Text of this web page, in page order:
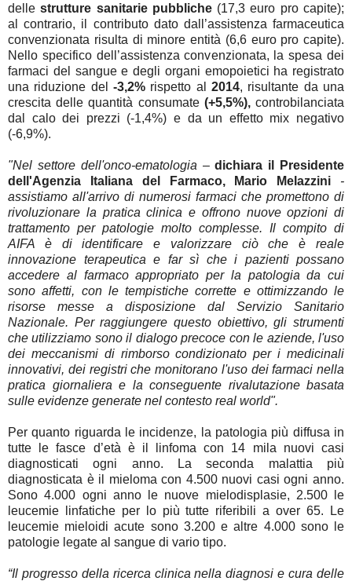
dellestrutture sanitarie pubbliche(17,3 euro pro capite);
al contrario, il contributo dato dall’assistenza farmaceutica
convenzionata risulta di minore entità (6,6 euro pro capite).
Nello specifico dell’assistenza convenzionata, la spesa dei
farmaci del sangue e degli organi emopoietici ha registrato
una riduzione del -3,2% rispetto al 2014, risultante da una
crescita delle quantità consumate (+5,5%),controbilanciata
dal calo dei prezzi (-1,4%) e da un effetto mix negativo
(-6,9%).
"Nel settore dell'onco-ematologia –dichiara il Presidente
dell'Agenzia Italiana del Farmaco, Mario Melazzini
-
assistiamo all'arrivo di numerosi farmaci che promettono di
rivoluzionare la pratica clinica e offrono nuove opzioni di
trattamento per patologie molto complesse. Il compito di
AIFA è di identificare e valorizzare ciò che è reale
innovazione terapeutica e far sì che i pazienti possano
accedere al farmaco appropriato per la patologia da cui
sono affetti, con le tempistiche corrette e ottimizzando le
risorse messe a disposizione dal Servizio Sanitario
Nazionale. Per raggiungere questo obiettivo, gli strumenti
che utilizziamo sono il dialogo precoce con le aziende, l'uso
dei meccanismi di rimborso condizionato per i medicinali
innovativi, dei registri che monitorano l'uso dei farmaci nella
pratica giornaliera e la conseguente rivalutazione basata
sulle evidenze generate nel contesto real world".
Per quanto riguarda le incidenze, la patologia più diffusa in
tutte le fasce d’età è il linfoma con 14 mila nuovi casi
diagnosticati ogni anno. La seconda malattia più
diagnosticata è il mieloma con 4.500 nuovi casi ogni anno.
Sono 4.000 ogni anno le nuove mielodisplasie, 2.500 le
leucemie linfatiche per lo più tutte riferibili a over 65. Le
leucemie mieloidi acute sono 3.200 e altre 4.000 sono le
patologie legate al sangue di vario tipo.
“Il progresso della ricerca clinica nella diagnosi e cura delle